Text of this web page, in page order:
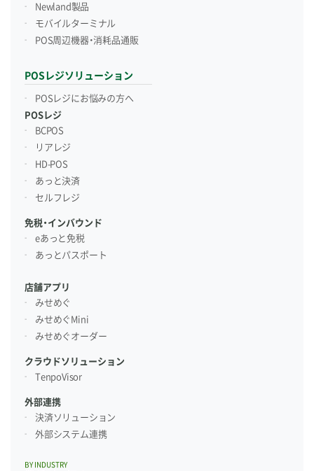
Newland製品
モバイルターミナル
POS周辺機器・消耗品通販
POSレジソリューション
POSレジにお悩みの方へ
POSレジ
BCPOS
リアレジ
HD-POS
あっと決済
セルフレジ
免税・インバウンド
eあっと免税
あっとパスポート
店舗アプリ
みせめぐ
みせめぐMini
みせめぐオーダー
クラウドソリューション
TenpoVisor
外部連携
決済ソリューション
外部システム連携
BY INDUSTRY